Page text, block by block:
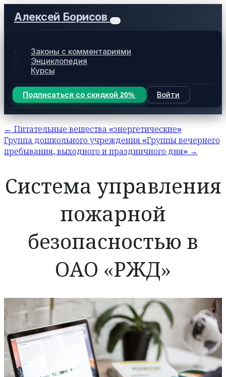
Алексей Борисов
Законы с комментариями
Энциклопедия
Курсы
Подписаться со скидкой 20% Войти
← Питательные вещества «энергетические»
Группа дошкольного учреждения «Группы вечернего
пребывания, выходного и праздничного дня» →
Система управления
пожарной
безопасностью в
ОАО «РЖД»